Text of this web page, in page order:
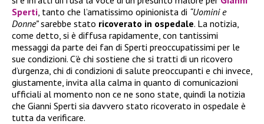
Sperti, tanto che l’amatissimo opinionista di “Uomini e
Donne”sarebbe stato ricoverato in ospedale. La notizia,
come detto, si è diffusa rapidamente, con tantissimi
messaggi da parte dei fan di Sperti preoccupatissimi per le
sue condizioni. C’è chi sostiene che si tratti di un ricovero
d’urgenza, chi di condizioni di salute preoccupanti e chi invece,
giustamente, invita alla calma in quanto di comunicazioni
ufficiali al momento non ce ne sono state, quindi la notizia
che Gianni Sperti sia davvero stato ricoverato in ospedale è
tutta da verificare.